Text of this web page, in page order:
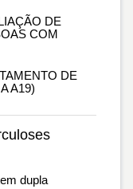
DE
COM
DE
A19)
dupla